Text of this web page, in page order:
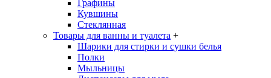
Графины
Кувшины
Стеклянная
Товары для ванны и туалета +
Шарики для стирки и сушки белья
Полки
Мыльницы